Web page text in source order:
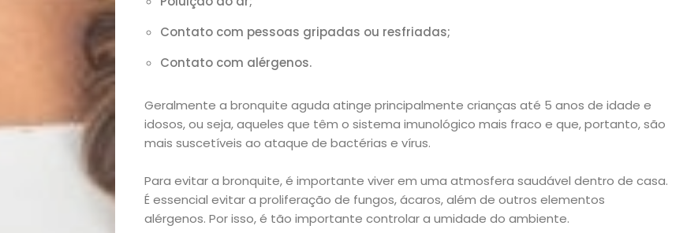
e
Decoração
Exclusiva
Homem
Mães
&
Contato com pessoas gripadas ou resfriadas;
Contato com alérgenos.
Geralmente a bronquite aguda atinge principalmente crianças até 5 anos de idade e
idosos, ou seja, aqueles que têm o sistema imunológico mais fraco e que, portanto, são
mais suscetíveis ao ataque de bactérias e vírus.
Para evitar a bronquite, é importante viver em uma atmosfera saudável dentro de casa.
É essencial evitar a proliferação de fungos, ácaros, além de outros elementos
alérgenos. Por isso, é tão importante controlar a umidade do ambiente.